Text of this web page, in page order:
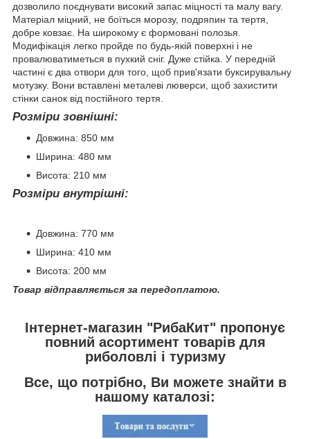
дозволило поєднувати високий запас міцності та малу вагу.
Матеріал міцний, не боїться морозу, подряпин та тертя,
добре ковзає. На широкому є формовані полозья.
Модифікація легко пройде по будь-якій поверхні і не
провалюватиметься в пухкий сніг. Дуже стійка. У передній
частині є два отвори для того, щоб прив'язати буксирувальну
мотузку. Вони вставлені металеві люверси, щоб захистити
стінки санок від постійного тертя.
Розміри зовнішні:
Довжина: 850 мм
Ширина: 480 мм
Висота: 210 мм
Розміри внутрішні:
Довжина: 770 мм
Ширина: 410 мм
Висота: 200 мм
Товар відправляється за передоплатою.
Інтернет-магазин "РибаКит" пропонує
повний асортимент товарів для
риболовлі і туризму
Все, що потрібно, Ви можете знайти в
нашому каталозі: